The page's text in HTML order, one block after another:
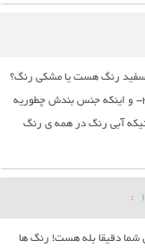
صفحه اش سفید رنگ هست یا مشکی رنگ؟
2- بند خاکستری رنگ صفحه اش هم خاکستری هست؟ 3- و اینکه جنس بندش چطوریه
داره؟ 4- و اینکه اون تیکه آبی رنگ در همه ی رنگ
:
عزیز جواب هر 4 سوال شما دقیقا بله هست! رنگ ها